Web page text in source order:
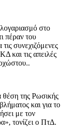
στο
πέραν του
συνεχιζόμενες
και τις απειλές
θέση της Ρωσικής
και για το
με τον
τονίζει ο ΠτΔ.